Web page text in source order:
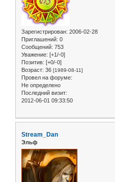
Зарегистрирован: 2006-02-28
Приглашений: 0
Сообщений: 753
Уважение: [+1/-0]
Позитив: [+0/-0]
Возраст: 36 [1989-08-11]
Провел на форуме:
Не определено
Последний визит:
2012-06-01 09:33:50
Stream_Dan
Эльф